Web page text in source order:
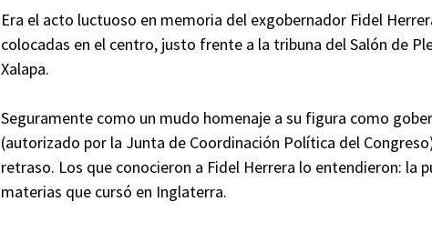
Era el acto luctuoso en memoria del exgobernador Fidel
colocadas en el centro, justo frente a la tribuna del Salón de
Xalapa.
Seguramente como un mudo homenaje a su figura como
(autorizado por la Junta de Coordinación Política del
retraso. Los que conocieron a Fidel Herrera lo entendieron: la
materias que cursó en Inglaterra.